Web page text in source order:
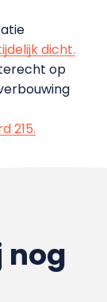
dicht.
op
215.
nog